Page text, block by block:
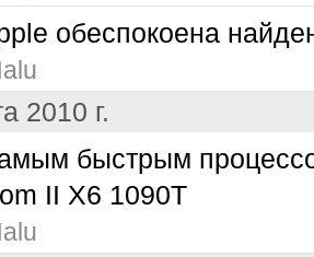
обеспокоена
2010 г.
быстрым
II X6 1090T